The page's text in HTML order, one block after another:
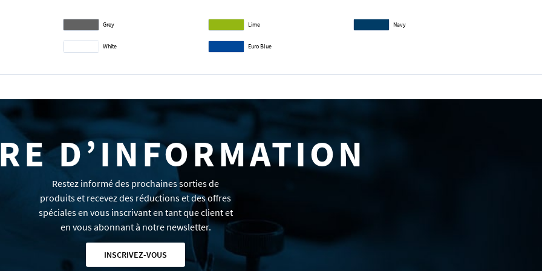
Grey Lime Navy
White Euro Blue
D’INFORMATION
Restez informé des prochaines sorties de
produits et recevez des réductions et des offres
spéciales en vous inscrivant en tant que client et
en vous abonnant à notre newsletter.
INSCRIVEZ-VOUS